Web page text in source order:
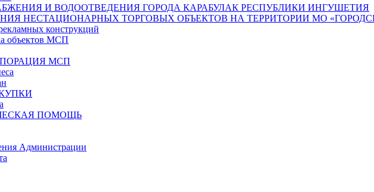
И ВОДООТВЕДЕНИЯ ГОРОДА КАРАБУЛАК РЕСПУБЛИКИ ИНГУШЕТИЯ
НЕСТАЦИОНАРНЫХ ТОРГОВЫХ ОБЪЕКТОВ НА ТЕРРИТОРИИ МО
конструкций
объектов МСП
МСП
ПОМОЩЬ
Администрации